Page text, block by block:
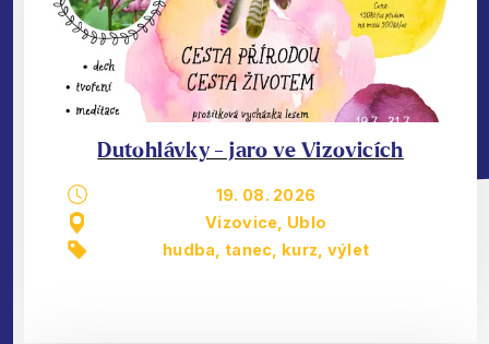
Dutohlávky - jaro ve Vizovicích
19. 08. 2026
Vizovice, Ublo
hudba, tanec kurz výlet